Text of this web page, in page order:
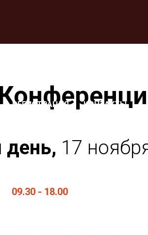
РЕГИСТРАЦИЯ
КОНТАКТЫ
17
09.30 - 18.00